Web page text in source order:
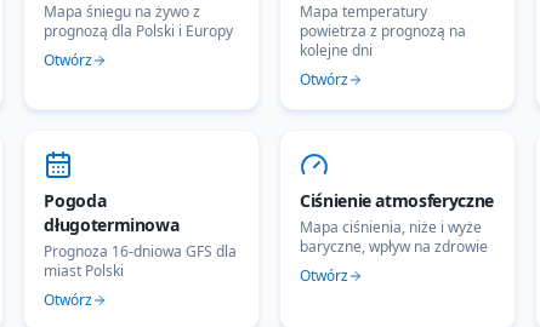
Mapa śniegu na żywo z
prognozą dla Polski i Europy
Otwórz
Mapa temperatury
powietrza z prognozą na
kolejne dni
Otwórz
Pogoda
długoterminowa
Prognoza 16-dniowa GFS dla
miast Polski
Otwórz
Ciśnienie atmosferyczne
Mapa ciśnienia, niże i wyże
baryczne, wpływ na zdrowie
Otwórz